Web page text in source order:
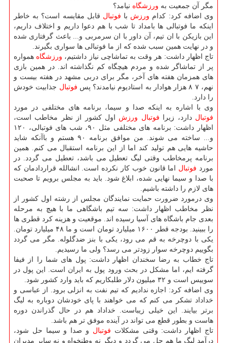
مگر آن جمعیت به ورزشگاه نیامد؟
وی اضافه كرد: كدام ورزش با فوتبال قابل مقایسه است؟ به خاطر
اینكه ما فوتبالی ها بامداد تا شب با هم دعوا داریم و اختلاف داریم،
این بازیكن با ان تیم، آن داور با ان سرمربی و... باعث گرفتاری شده
و در نهایت همین سبب شده كه از ما فوتبالی ها سواری بگیرند.
تاج اظهار داشت: هر وقت به تماشاچی نیاز داشتیم، ورزشگاه همواره
پر از تماشاگر شده و مردم هیچگاه كم نگذاشته اند. در همین بازی
های همزمان هفته های آخر، مگر برای دربی مشهد در هفته بیست و
نهم، ۷ ۸ هزار هوادار به استادیوم نیامدند؟ پس
فوتبال جذابیت خودش
را دارد.
وی با اشاره به اینكه صدا و سیما، برنامه های مختلفی در مورد
فوتبال دارد، زیرا فوتبال ورزش اول كشور از نظر مخاطب است،
اظهار داشت: برنامه های مختلفی مثل ۹۰، شب های فوتبالی، ۱۲۰
و... ساخته می شوند. من موافق برنامه ۹۰ هستم و باآنكه شاید
حاشیه هایی هم تولید كند اما از این برنامه استقبال می كنم. همین
برنامه پرمخاطب وقتی لیگ تعطیل می باشد، تعطیل می گردد. در
مورد فوتبال اما قانون خوب كار نكرده است. انشالله قراردادمان كه
با صدا و سیما نهایی شده، ابلاغ شود. باید به مجلس برویم تا صحبت
های لازم را داشته باشیم.
وی درمورد ضرورت حمایت نمایندگان مجلس از رشته اول كشور از
نظر مخاطب اظهار داشت: سه تیم باشگاهی ما با هیچ به مرحله
بعدی جام باشگاه های آسیا رسیده اند. موقعیت و هزینه كرد قطری ها
را ببینید. بودجه قطر ۱۶۰۰ میلیارد تومان است و ما ۴۸ میلیارد تومان.
یكی با دوچرخه به قم می رود، یكی با بنز ضدگلوله. مگر می گردد
بگوییم دوچرخه سوار زودتر می رسد؟ ولی ما رسیدیم.
تاج خطاب به رضا سخندان اظهار داشت: پول های شما را از فیفا
گرفته ایم، اما مشكل در بحث ورود پول به ایران است. این پول در
سوییس است و ۳۲ میلیون دلار طلبكاریم كه باید وارد كشور شود.
وی اضافه كرد: اجازه ندادیم كه تیم نفت به انزلی برود. از عباسی و
خداداد تشكر می كنم كه می خواهند با پای خودشان دوباره به لیگ
برتر بیایند. این خیلی زیباست. خداداد هم در حال گذراندن دوره
هاست و بطور قطع می تواند در آینده موفق تر هم باشد.
تاج اظهار داشت: وقتی مشكلات فوتبال و صدا و سیما حل شود،
درآمد لیگ ما هم حل می گردد و دیگر نه وطنخواه و نه سایر مدیران